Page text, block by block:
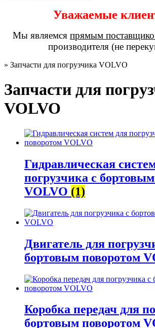
Уважаемые
Мы являемся прямым
производителя (не
» Запчасти для погрузчика VOLVO
Запчасти для
VOLVO
Гидравлическая
погрузчика с
VOLVO (1)
Двигатель для
бортовым поворотом
Коробка передач для
бортовым поворотом